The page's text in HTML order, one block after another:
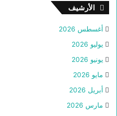
الأرشيف
أغسطس 2026
يوليو 2026
يونيو 2026
مايو 2026
أبريل 2026
مارس 2026